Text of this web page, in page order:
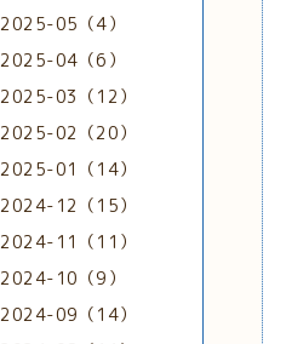
2025-05（4）
2025-04（6）
2025-03（12）
2025-02（20）
2025-01（14）
2024-12（15）
2024-11（11）
2024-10（9）
2024-09（14）